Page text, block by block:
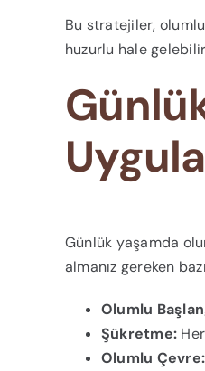
Bu stratejiler,
huzurlu hale
Günlük yaşamda
almanız gereken
Olumlu
Şükretme:
Olumlu Çevre: